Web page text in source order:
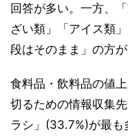
回答が多い。一方、
ざい類」「アイス類
段はそのまま」の方が
食料品・飲料品の値
切るための情報収集
ラシ」(33.7%)が最も